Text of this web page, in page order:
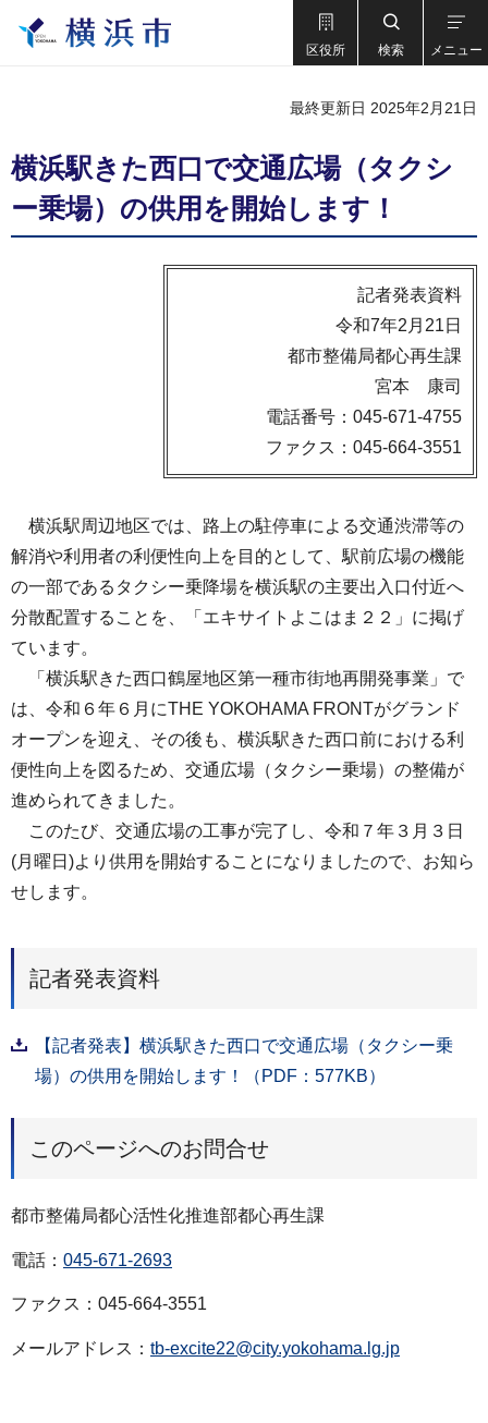
区役所 検索 メニュー
最終更新日 2025年2月21日
横浜駅きた西口で交通広場（タクシ
ー乗場）の供用を開始します！
記者発表資料
令和7年2月21日
都市整備局都心再生課
宮本 康司
電話番号：045-671-4755
ファクス：045-664-3551
横浜駅周辺地区では、路上の駐停車による交通渋滞等の
解消や利用者の利便性向上を目的として、駅前広場の機能
の一部であるタクシー乗降場を横浜駅の主要出入口付近へ
分散配置することを、「エキサイトよこはま２２」に掲げ
ています。
「横浜駅きた西口鶴屋地区第一種市街地再開発事業」で
は、令和６年６月にTHE YOKOHAMA FRONTがグランド
オープンを迎え、その後も、横浜駅きた西口前における利
便性向上を図るため、交通広場（タクシー乗場）の整備が
進められてきました。
このたび、交通広場の工事が完了し、令和７年３月３日
(月曜日)より供用を開始することになりましたので、お知ら
せします。
記者発表資料
【記者発表】横浜駅きた西口で交通広場（タクシー乗
場）の供用を開始します！（PDF：577KB）
このページへのお問合せ
都市整備局都心活性化推進部都心再生課
電話： 045-671-2693
ファクス：045-664-3551
メールアドレス： tb-excite22@city.yokohama.lg.jp